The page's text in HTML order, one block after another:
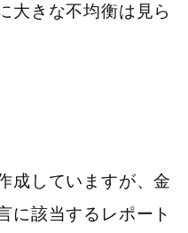
大きな不均衡は見ら
成していますが、金
に該当するレポート